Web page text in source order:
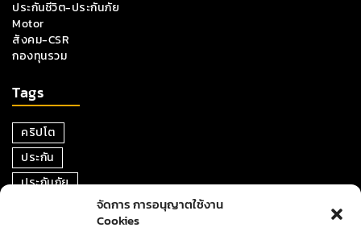
จัดการ การอนุญาตใช้งาน
Cookies
ประกันชีวิต-ประกันภัย
Motor
สังคม-CSR
กองทุนรวม
Tags
คริปโต
ประกัน
ประกันภัย